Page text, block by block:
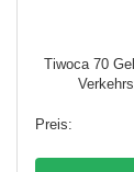
Tiwoca 70